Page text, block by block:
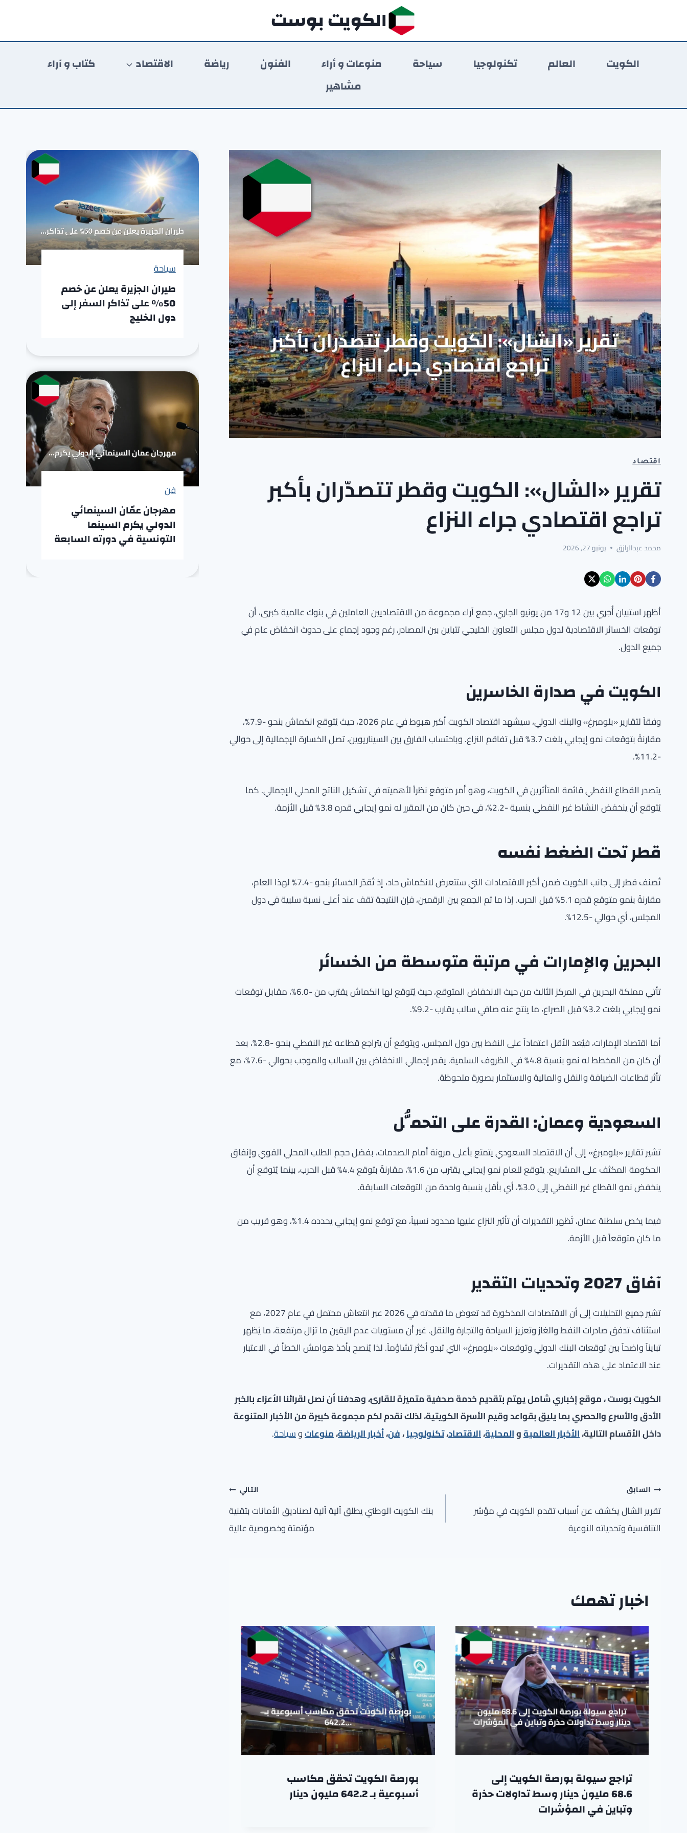
المحتوى
الكويت بوست
الكويت العالم تكنولوجيا سياحة منوعات و أراء الفنون رياضة الاقتصاد
كتاب و آراء
مشاهير
اقتصاد
تقرير «الشال»: الكويت وقطر تتصدّران بأكبر
تراجع اقتصادي جراء النزاع
محمد عبدالرازق يونيو 27, 2026
أظهر استبيان أُجري بين 12 و17 من يونيو الجاري، جمع آراء مجموعة من الاقتصاديين العاملين في بنوك عالمية كبرى، أن
توقعات الخسائر الاقتصادية لدول مجلس التعاون الخليجي تتباين بين المصادر، رغم وجود إجماع على حدوث انخفاض عام في
جميع الدول.
الكويت في صدارة الخاسرين
وفقاً لتقارير «بلومبرغ» والبنك الدولي، سيشهد اقتصاد الكويت أكبر هبوط في عام 2026، حيث يُتوقع انكماش بنحو -7.9%،
مقارنةً بتوقعات نمو إيجابي بلغت 3.7% قبل تفاقم النزاع. وباحتساب الفارق بين السيناريوين، تصل الخسارة الإجمالية إلى حوالي
-11.2%.
يتصدر القطاع النفطي قائمة المتأثرين في الكويت، وهو أمر متوقع نظراً لأهميته في تشكيل الناتج المحلي الإجمالي. كما
يُتوقع أن ينخفض النشاط غير النفطي بنسبة -2.2%، في حين كان من المقرر له نمو إيجابي قدره 3.8% قبل الأزمة.
قطر تحت الضغط نفسه
تُصنف قطر إلى جانب الكويت ضمن أكبر الاقتصادات التي ستتعرض لانكماش حاد، إذ تُقدّر الخسائر بنحو -7.4% لهذا العام،
مقارنةً بنمو متوقع قدره 5.1% قبل الحرب. إذا ما تم الجمع بين الرقمين، فإن النتيجة تقف عند أعلى نسبة سلبية في دول
المجلس، أي حوالي -12.5%.
البحرين والإمارات في مرتبة متوسطة من الخسائر
تأتي مملكة البحرين في المركز الثالث من حيث الانخفاض المتوقع، حيث يُتوقع لها انكماش يقترب من -6.0%، مقابل توقعات
نمو إيجابي بلغت 3.2% قبل الصراع، ما ينتج عنه صافي سالب يقارب -9.2%.
أما اقتصاد الإمارات، فيُعد الأقل اعتماداً على النفط بين دول المجلس، ويتوقع أن يتراجع قطاعه غير النفطي بنحو -2.8%، بعد
أن كان من المخطط له نمو بنسبة 4.8% في الظروف السلمية. يقدر إجمالي الانخفاض بين السالب والموجب بحوالي -7.6%، مع
تأثر قطاعات الضيافة والنقل والمالية والاستثمار بصورة ملحوظة.
السعودية وعمان: القدرة على التحمُّل
تشير تقارير «بلومبرغ» إلى أن الاقتصاد السعودي يتمتع بأعلى مرونة أمام الصدمات، بفضل حجم الطلب المحلي القوي وإنفاق
الحكومة المكثف على المشاريع. يتوقع للعام نمو إيجابي يقترب من 1.6%، مقارنةً بتوقع 4.4% قبل الحرب، بينما يُتوقع أن
ينخفض نمو القطاع غير النفطي إلى 3.0%، أي بأقل بنسبة واحدة من التوقعات السابقة.
فيما يخص سلطنة عمان، تُظهر التقديرات أن تأثير النزاع عليها محدود نسبياً، مع توقع نمو إيجابي يحدده 1.4%، وهو قريب من
ما كان متوقعاً قبل الأزمة.
آفاق 2027 وتحديات التقدير
تشير جميع التحليلات إلى أن الاقتصادات المذكورة قد تعوض ما فقدته في 2026 عبر انتعاش محتمل في عام 2027، مع
استئناف تدفق صادرات النفط والغاز وتعزيز السياحة والتجارة والنقل. غير أن مستويات عدم اليقين ما تزال مرتفعة، ما يُظهر
تبايناً واضحاً بين توقعات البنك الدولي وتوقعات «بلومبرغ» التي تبدو أكثر تشاؤماً. لذا يُنصح بأخذ هوامش الخطأ في الاعتبار
عند الاعتماد على هذه التقديرات.
الكويت بوست ، موقع إخباري شامل يهتم بتقديم خدمة صحفية متميزة للقارئ، وهدفنا أن نصل لقرائنا الأعزاء بالخبر
الأدق والأسرع والحصري بما يليق بقواعد وقيم الأسرة الكويتية، لذلك نقدم لكم مجموعة كبيرة من الأخبار المتنوعة
داخل الأقسام التالية،الأخبار العالميةوالمحلية،الاقتصاد،تكنولوجيا،فن،أخبار الرياضة،منوعاتوسياحة.
تصفّح
المقالات
السابق
تقرير الشال يكشف عن أسباب تقدم الكويت في مؤشر
التنافسية وتحدياته النوعية
التالي
بنك الكويت الوطني يطلق آلية آلية لصناديق الأمانات بتقنية
مؤتمتة وخصوصية عالية
اخبار تهمك
تراجع سيولة بورصة الكويت إلى
68.6 مليون دينار وسط تداولات حذرة
وتباين في المؤشرات
بورصة الكويت تحقق مكاسب
أسبوعية بـ 642.2 مليون دينار
سياحة
طيران الجزيرة يعلن عن خصم
50% على تذاكر السفر إلى
دول الخليج
فن
مهرجان عمّان السينمائي
الدولي يكرم السينما
التونسية في دورته السابعة